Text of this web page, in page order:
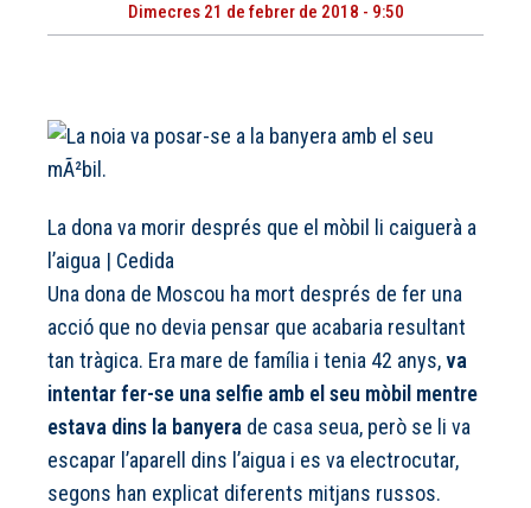
Dimecres 21 de febrer de 2018 - 9:50
La dona va morir després que el mòbil li caiguerà a
l’aigua | Cedida
Una dona de Moscou ha mort després de fer una
acció que no devia pensar que acabaria resultant
tan tràgica. Era mare de família i tenia 42 anys,va
intentar fer-se una selfie amb el seu mòbil mentre
estava dins la banyera de casa seua, però se li va
escapar l’aparell dins l’aigua i es va electrocutar,
segons han explicat diferents mitjans russos.